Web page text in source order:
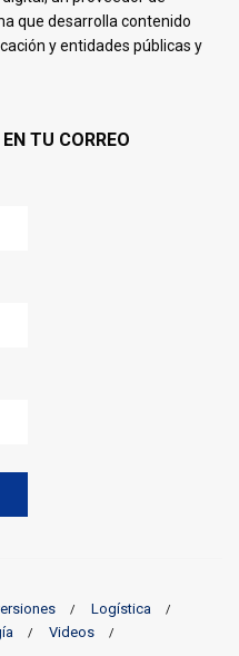
que desarrolla contenido
y entidades públicas y
TU CORREO
Logística
Videos